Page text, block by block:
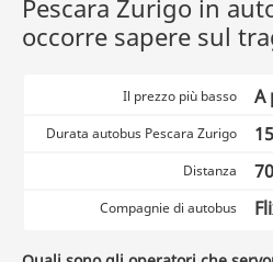
Pescara Zurigo in
occorre sapere sul
Il prezzo più basso A
Durata autobus Pescara Zurigo
Distanza
Compagnie di autobus